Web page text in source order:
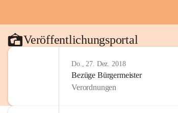
Veröffentlichungsportal
Do., 27. Dez. 2018
Bezüge Bürgermeister
Verordnungen